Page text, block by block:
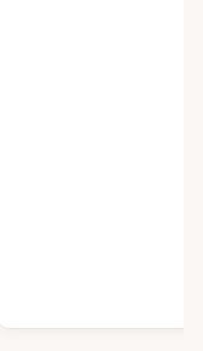
問とは別枠で
してみたい、
。